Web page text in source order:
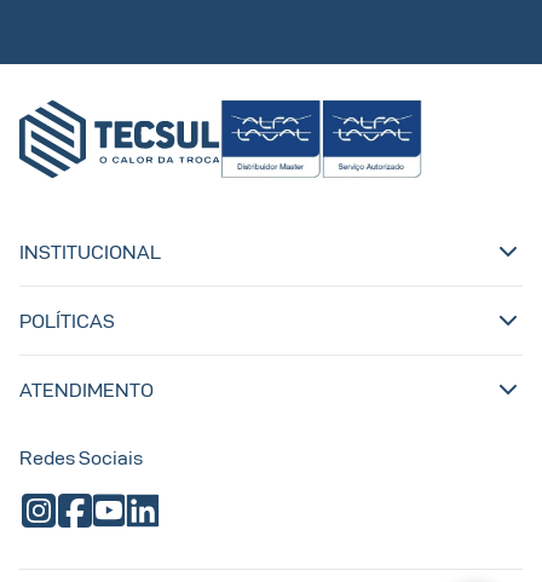
INSTITUCIONAL
POLÍTICAS
ATENDIMENTO
Redes Sociais